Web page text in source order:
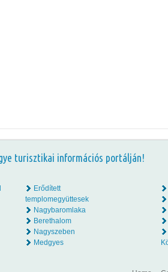
turisztikai információs portálján!
Erődített
templomegyüttesek
Nagybaromlaka
Berethalom
Nagyszeben
Medgyes